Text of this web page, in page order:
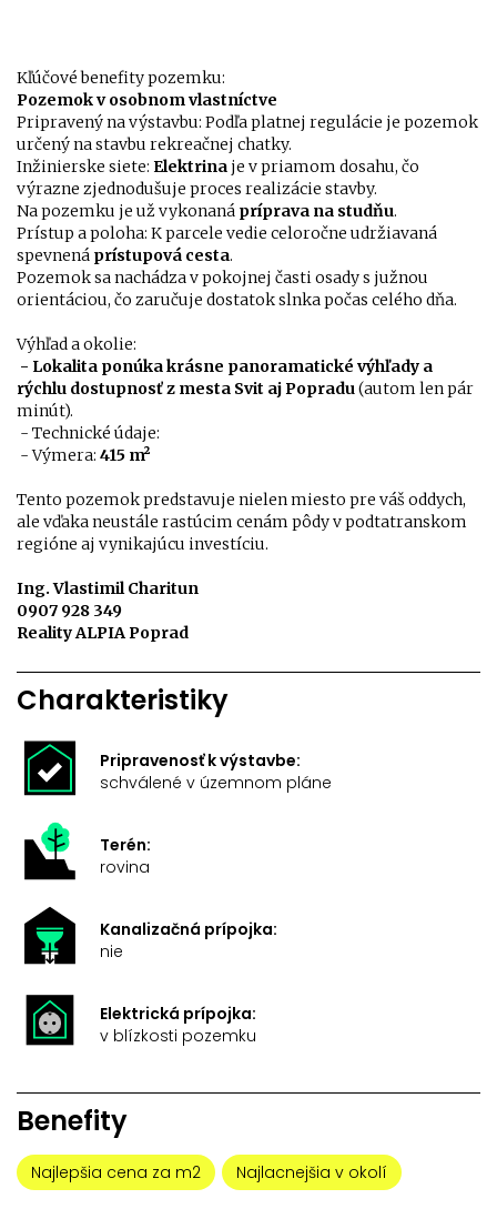
Kľúčové benefity pozemku:
Pozemok v osobnom vlastníctve
Pripravený na výstavbu: Podľa platnej regulácie je pozemok
určený na stavbu rekreačnej chatky.
Inžinierske siete: Elektrina je v priamom dosahu, čo
výrazne zjednodušuje proces realizácie stavby.
Na pozemku je už vykonaná príprava na studňu.
Prístup a poloha: K parcele vedie celoročne udržiavaná
spevnená prístupová cesta.
Pozemok sa nachádza v pokojnej časti osady s južnou
orientáciou, čo zaručuje dostatok slnka počas celého dňa.
Výhľad a okolie:
- Lokalita ponúka krásne panoramatické výhľady a
rýchlu dostupnosť z mesta Svit aj Popradu(autom len pár
minút).
- Technické údaje:
- Výmera: 415 m²
Tento pozemok predstavuje nielen miesto pre váš oddych,
ale vďaka neustále rastúcim cenám pôdy v podtatranskom
regióne aj vynikajúcu investíciu.
Ing. Vlastimil Charitun
0907 928 349
Reality ALPIA Poprad
Charakteristiky
Pripravenosť k výstavbe:
schválené v územnom pláne
Terén:
rovina
Kanalizačná prípojka:
nie
Elektrická prípojka:
v blízkosti pozemku
Benefity
Najlepšia cena za m2 Najlacnejšia v okolí